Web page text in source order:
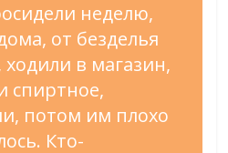
неделю,
от безделья
ходили в магазин,
спиртное,
потом им плохо
Кто-